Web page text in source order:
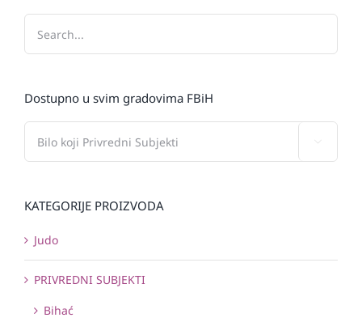
Dostupno u svim gradovima FBiH
KATEGORIJE PROIZVODA
Judo
PRIVREDNI SUBJEKTI
Bihać